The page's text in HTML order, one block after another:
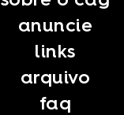
anuncie
links
arquivo
faq